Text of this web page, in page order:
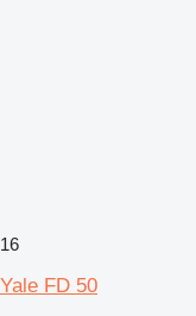
16
Yale FD 50